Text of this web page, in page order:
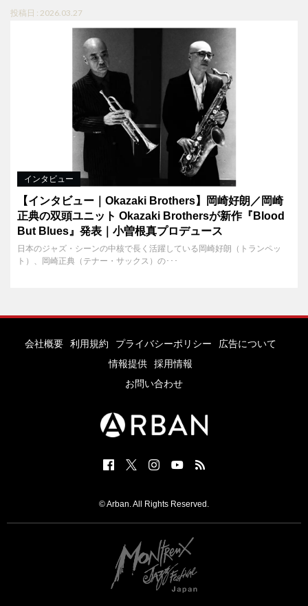
投稿日 : 2026.03.27
インタビュー
【インタビュー｜Okazaki Brothers】岡崎好朗／岡崎
正典の双頭ユニット Okazaki Brothersが新作『Blood
But Blues』発表｜小曽根真プロデュース
日本のジャズ・シーンの中核で長く活躍している岡崎好朗（トランペッ
ト）、岡崎正典（テナー・サックス）の･･･
会社概要 利用規約 プライバシーポリシー
広告について
情報提供
採用情報
お問い合わせ
© Arban. All Rights Reserved.